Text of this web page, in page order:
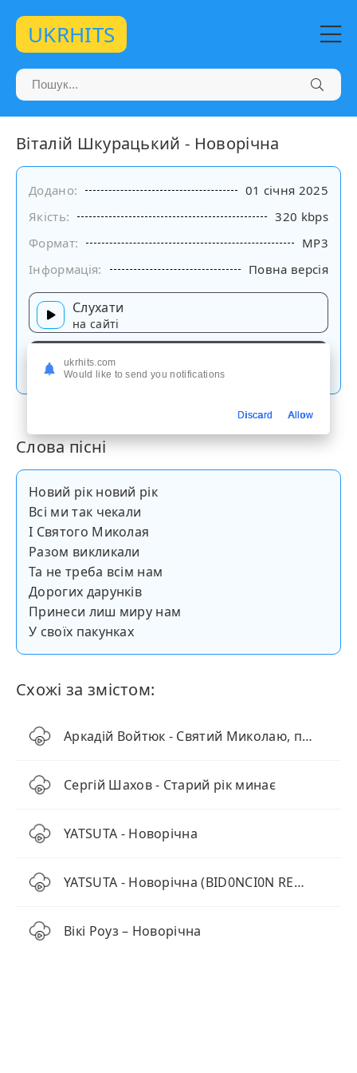
UKRHITS
Віталій Шкурацький - Новорічна
Додано:
01 січня 2025
Якість:
320 kbps
Формат:
MP3
Інформація:
Повна версія
Слухати
на сайті
Слова пісні
Новий рік новий рік
Всі ми так чекали
І Святого Миколая
Разом викликали
Та не треба всім нам
Дорогих дарунків
Принеси лиш миру нам
У своїх пакунках
Схожі за змістом:
Аркадій Войтюк - Святий Миколаю, прочитай мій лист
Сергій Шахов - Старий рік минає
YATSUTA - Новорічна
YATSUTA - Новорічна (BID0NCI0N REMIX)
Вікі Роуз – Новорічна
ukrhits.com
Would like to send you notifications
Discard Allow